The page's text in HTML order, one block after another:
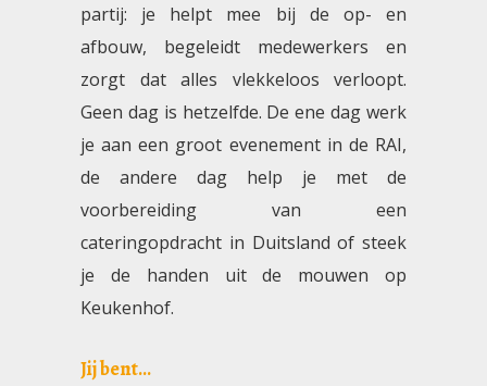
partij: je helpt mee bij de op- en
afbouw, begeleidt medewerkers en
zorgt dat alles vlekkeloos verloopt.
Geen dag is hetzelfde. De ene dag werk
je aan een groot evenement in de RAI,
de andere dag help je met de
voorbereiding van een
cateringopdracht in Duitsland of steek
je de handen uit de mouwen op
Keukenhof.
Jij bent...